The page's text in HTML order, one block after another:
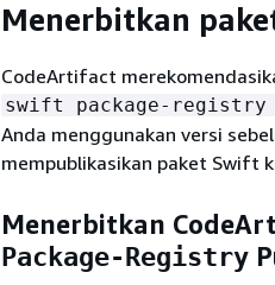
Menerbitkan
CodeArtifact
swift package-registry
Anda menggunakan versi
mempublikasikan paket Swift
Menerbitkan
Package-Registry